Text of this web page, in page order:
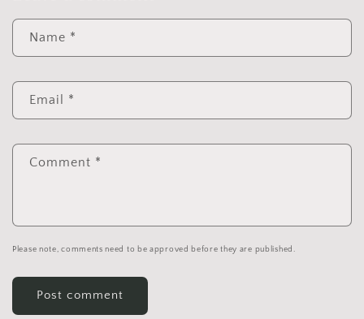
Name *
Email *
Comment *
Please note, comments need to be approved before they are published.